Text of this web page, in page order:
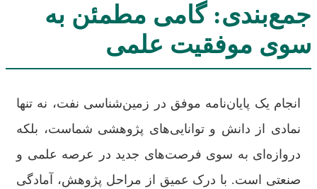
جمع‌بندی: گامی مطمئن به
سوی موفقیت علمی
انجام یک پایان‌نامه موفق در زمین‌شناسی نفت، نه تنها
نمادی از دانش و توانایی‌های پژوهشی شماست، بلکه
دروازه‌ای به سوی فرصت‌های جدید در عرصه علمی و
صنعتی است. با درک عمیق از مراحل پژوهش، آمادگی